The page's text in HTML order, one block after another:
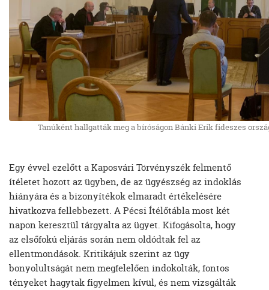
Tanúként hallgatták meg a bíróságon Bánki Erik fideszes
Egy évvel ezelőtt a Kaposvári Törvényszék felmentő
ítéletet hozott az ügyben, de az ügyészség az indoklás
hiányára és a bizonyítékok elmaradt értékelésére
hivatkozva fellebbezett. A Pécsi Ítélőtábla most két
napon keresztül tárgyalta az ügyet. Kifogásolta, hogy
az elsőfokú eljárás során nem oldódtak fel az
ellentmondások. Kritikájuk szerint az ügy
bonyolultságát nem megfelelően indokolták, fontos
tényeket hagytak figyelmen kívül, és nem vizsgálták